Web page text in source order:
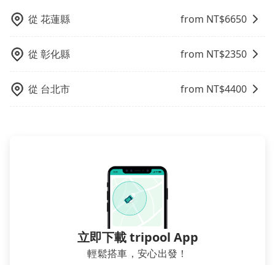
從 花蓮縣 from NT$6650
從 彰化縣 from NT$2350
從 台北市 from NT$4400
立即下載 tripool App
輕鬆搭車，安心出發！